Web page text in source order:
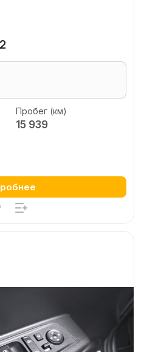
Пробег (км)
15 939